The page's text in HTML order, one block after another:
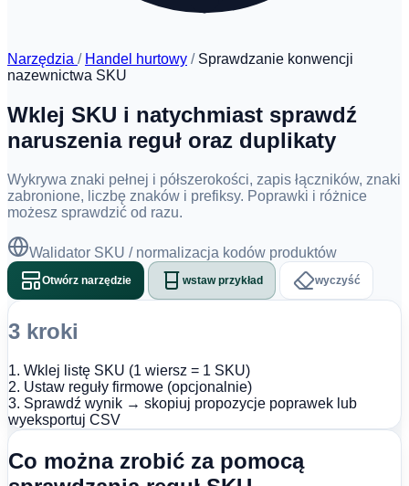
Narzędzia / Handel hurtowy / Sprawdzanie konwencji
nazewnictwa SKU
Wklej SKU i natychmiast sprawdź
naruszenia reguł oraz duplikaty
Wykrywa znaki pełnej i półszerokości, zapis łączników, znaki
zabronione, liczbę znaków i prefiksy. Poprawki i różnice
możesz sprawdzić od razu.
Walidator SKU / normalizacja kodów produktów
Otwórz narzędzie wstaw przykład wyczyść
3 kroki
1. Wklej listę SKU (1 wiersz = 1 SKU)
2. Ustaw reguły firmowe (opcjonalnie)
3. Sprawdź wynik → skopiuj propozycje poprawek lub
wyeksportuj CSV
Co można zrobić za pomocą